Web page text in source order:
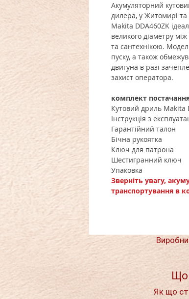
Акумуляторний
дилера, у Житомирі
Makita DDA460ZK
великого діаметру
та сантехнікою.
пуску, а також
двигуна в разі
захист оператора.
комплект
Кутовий дриль Makita
Інструкція з
Гарантійний талон
Бічна рукоятка
Ключ для патрона
Шестигранний ключ
Упаковка
Зверніть увагу,
транспортування в
Що
Як що